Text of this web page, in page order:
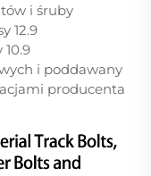
i śruby
12.9
i poddawany
producenta